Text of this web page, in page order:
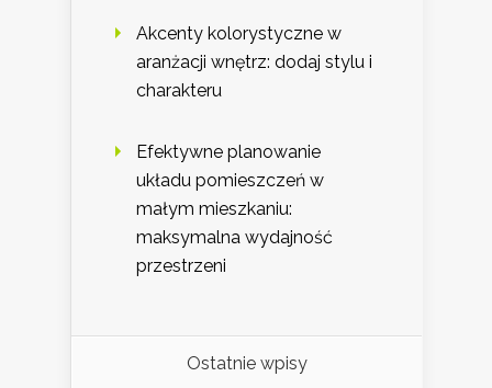
Akcenty kolorystyczne w
aranżacji wnętrz: dodaj stylu i
charakteru
Efektywne planowanie
układu pomieszczeń w
małym mieszkaniu:
maksymalna wydajność
przestrzeni
Ostatnie wpisy